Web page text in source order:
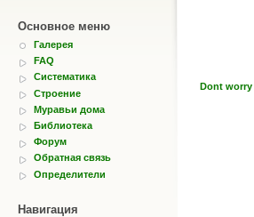
Основное меню
Галерея
FAQ
Систематика
Строение
Муравьи дома
Библиотека
Форум
Обратная связь
Определители
Навигация
Dont worry